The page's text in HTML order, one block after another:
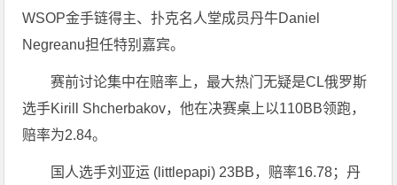
WSOP金手链得主、扑克名人堂成员丹牛Daniel
Negreanu担任特别嘉宾。
赛前讨论集中在赔率上，最大热门无疑是CL俄罗斯
选手Kirill Shcherbakov，他在决赛桌上以110BB领跑，
赔率为2.84。
国人选手刘亚运 (littlepapi) 23BB，赔率16.78；丹